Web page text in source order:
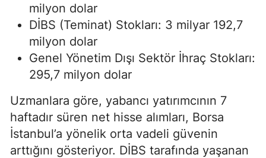
milyon dolar
DİBS (Teminat) Stokları: 3 milyar 192,7
milyon dolar
Genel Yönetim Dışı Sektör İhraç Stokları:
295,7 milyon dolar
Uzmanlara göre, yabancı yatırımcının 7
haftadır süren net hisse alımları, Borsa
İstanbul’a yönelik orta vadeli güvenin
arttığını gösteriyor. DİBS tarafında yaşanan